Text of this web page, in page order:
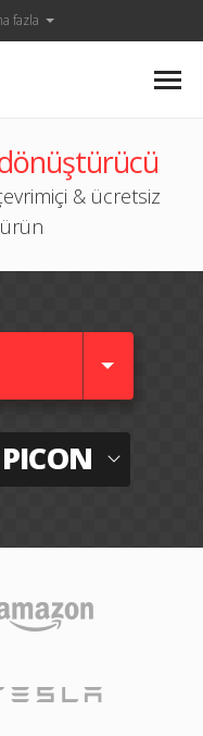
fazla
& ücretsiz
PICON